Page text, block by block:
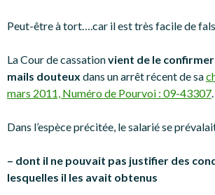
Peut-être à tort….car il est très facile de
La Cour de cassationvient de le
mails douteux dans un arrêt récent de sa
mars 2011, Numéro de Pourvoi : 09-43307.
Dans l’espèce précitée, le salarié se
– dont il ne pouvait pas justifier des
lesquelles il les avait obtenus